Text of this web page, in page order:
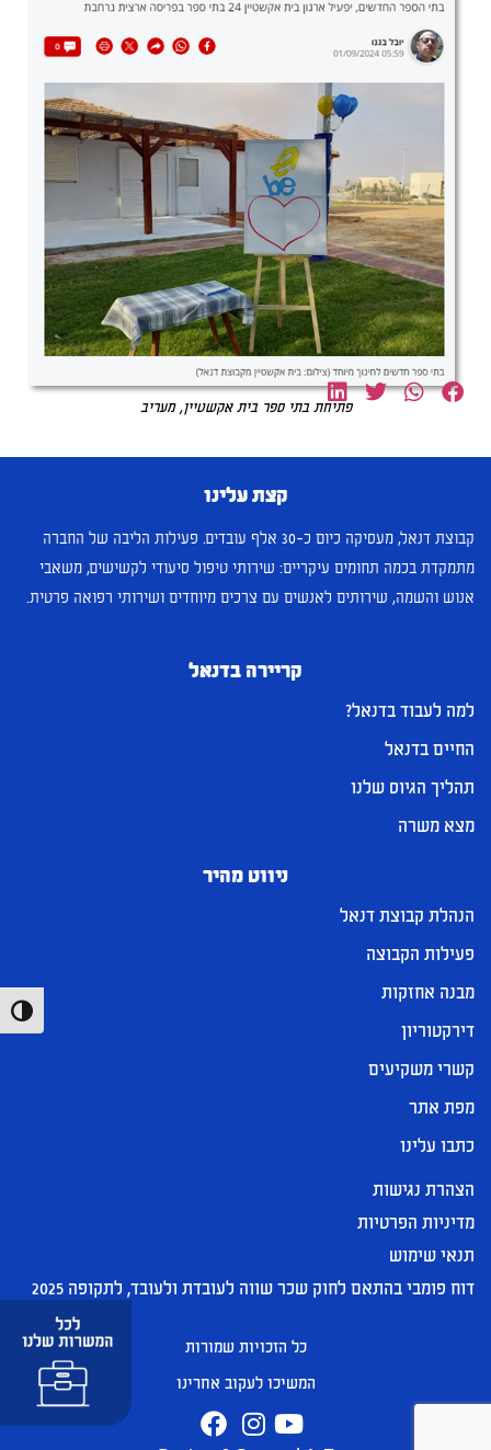
פתיחת בתי ספר בית אקשטיין, מעריב
קצת עלינו
קבוצת דנאל, מעסיקה כיום כ-30 אלף עובדים. פעילות הליבה של החברה
מתמקדת בכמה תחומים עיקריים: שירותי טיפול סיעודי לקשישים, משאבי
אנוש והשמה, שירותים לאנשים עם צרכים מיוחדים ושירותי רפואה פרטית.
קריירה בדנאל
למה לעבוד בדנאל?
החיים בדנאל
תהליך הגיוס שלנו
מצא משרה
ניווט מהיר
הנהלת קבוצת דנאל
פעילות הקבוצה
מבנה אחזקות
דירקטוריון
קשרי משקיעים
מפת אתר
כתבו עלינו
הצהרת נגישות
מדיניות הפרטיות
תנאי שימוש
דוח פומבי בהתאם לחוק שכר שווה לעובדת ולעובד, לתקופה 2025
כל הזכויות שמורות
המשיכו לעקוב אחרינו